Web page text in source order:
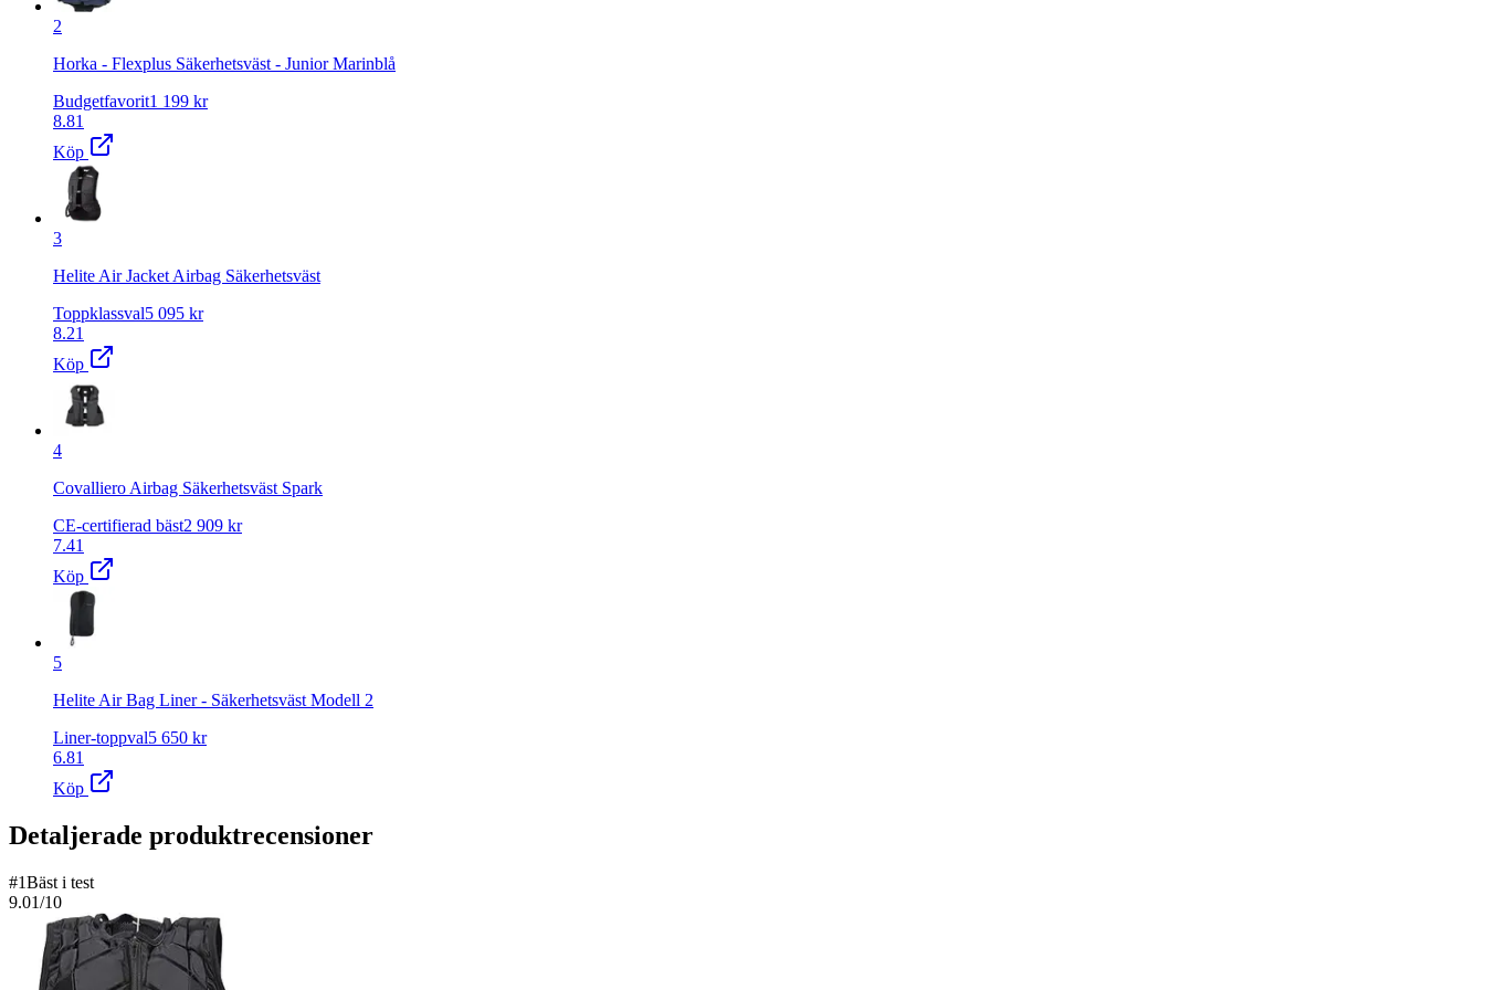
2
Horka - Flexplus Säkerhetsväst - Junior Marinblå
Budgetfavorit1 199 kr
8.81
Köp
3
Helite Air Jacket Airbag Säkerhetsväst
Toppklassval5 095 kr
8.21
Köp
4
Covalliero Airbag Säkerhetsväst Spark
CE-certifierad bäst2 909 kr
7.41
Köp
5
Helite Air Bag Liner - Säkerhetsväst Modell 2
Liner-toppval5 650 kr
6.81
Köp
Detaljerade produktrecensioner
#1Bäst i test
9.01/10